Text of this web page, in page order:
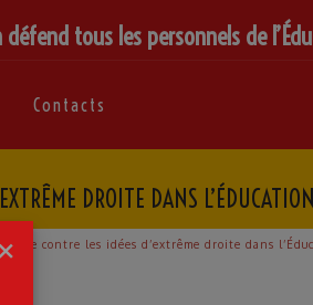
défend tous les personnels de
Contacts
DROITE DANS
contre les idées d’extrême droite dans
×